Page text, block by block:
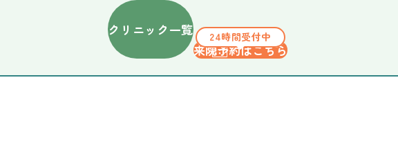
クリニック一覧 24時間受付中
来院予約はこちら